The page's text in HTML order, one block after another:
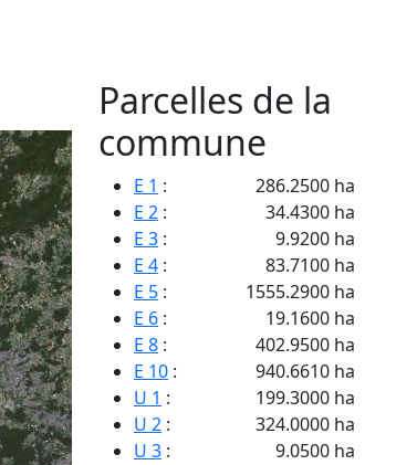
Parcelles de la
commune
E 1 :
286.2500 ha
E 2 :
34.4300 ha
E 3 :
9.9200 ha
E 4 :
83.7100 ha
E 5 :
1555.2900 ha
E 6 :
19.1600 ha
E 8 :
402.9500 ha
E 10 :
940.6610 ha
U 1 :
199.3000 ha
U 2 :
324.0000 ha
U 3 :
9.0500 ha